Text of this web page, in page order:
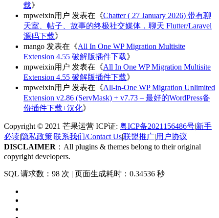
载》
mpweixin用户 发表在《Chatter ( 27 January 2026) 带有聊
天室、帖子、故事的终极社交媒体，聊天 Flutter/Laravel
源码下载》
mango 发表在《All In One WP Migration Multisite
Extension 4.55 破解版插件下载》
mpweixin用户 发表在《All In One WP Migration Multisite
Extension 4.55 破解版插件下载》
mpweixin用户 发表在《All-in-One WP Migration Unlimited
Extension v2.86 (ServMask) + v7.73 – 最好的WordPress备
份插件下载+汉化》
Copyright © 2021 芒果运营 ICP证: 粤ICP备2021156486号|新手
必读|隐私政策|联系我们/Contact Us|联盟推广|用户协议
DISCLAIMER ：All plugins & themes belong to their original
copyright developers.
SQL 请求数：98 次 | 页面生成耗时：0.34536 秒